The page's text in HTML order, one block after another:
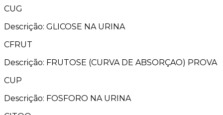
CUG
Descrição: GLICOSE NA URINA
CFRUT
Descrição: FRUTOSE (CURVA DE ABSORÇAO) PROVA
CUP
Descrição: FOSFORO NA URINA